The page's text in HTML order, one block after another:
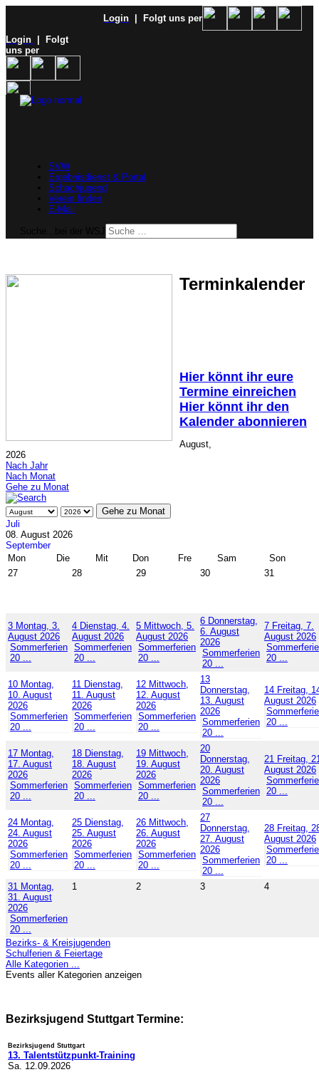
Login
| Folgt uns per
Login
| Folgt
uns per
SVW
Ergebnisdienst & Portal
Schachjugend
Verein finden
E-Mail
Terminkalender
Hier könnt ihr eure
Termine einreichen
Hier könnt ihr den
Kalender abonnieren
August,
2026
Nach Jahr
Nach Monat
Gehe zu Monat
Gehe zu Monat
Juli
08. August 2026
September
Mon
Die Mit Don Fre Sam
Son
27
28 29 30 31
3 Montag, 3.
August 2026
Sommerferien
20 ...
4 Dienstag, 4.
August 2026
Sommerferien
20 ...
5 Mittwoch, 5.
August 2026
Sommerferien
20 ...
6 Donnerstag,
6. August
2026
Sommerferien
20 ...
7 Freitag, 7.
August 2026
20 ...
10 Montag,
10. August
2026
Sommerferien
20 ...
11 Dienstag,
11. August
2026
Sommerferien
20 ...
12 Mittwoch,
12. August
2026
Sommerferien
20 ...
13
Donnerstag,
13. August
2026
Sommerferien
20 ...
14 Freitag,
August 2026
20 ...
17 Montag,
17. August
2026
Sommerferien
20 ...
18 Dienstag,
18. August
2026
Sommerferien
20 ...
19 Mittwoch,
19. August
2026
Sommerferien
20 ...
20
Donnerstag,
20. August
2026
Sommerferien
20 ...
21 Freitag,
August 2026
20 ...
24 Montag,
24. August
2026
Sommerferien
20 ...
25 Dienstag,
25. August
2026
Sommerferien
20 ...
26 Mittwoch,
26. August
2026
Sommerferien
20 ...
27
Donnerstag,
27. August
2026
Sommerferien
20 ...
28 Freitag,
August 2026
20 ...
31 Montag,
31. August
2026
Sommerferien
20 ...
1 2 3 4
Bezirks- & Kreisjugenden
Schulferien & Feiertage
Alle Kategorien ...
Events aller Kategorien anzeigen
Bezirksjugend Stuttgart Termine:
Bezirksjugend Stuttgart
13. Talentstützpunkt-Training
Sa. 12.09.2026